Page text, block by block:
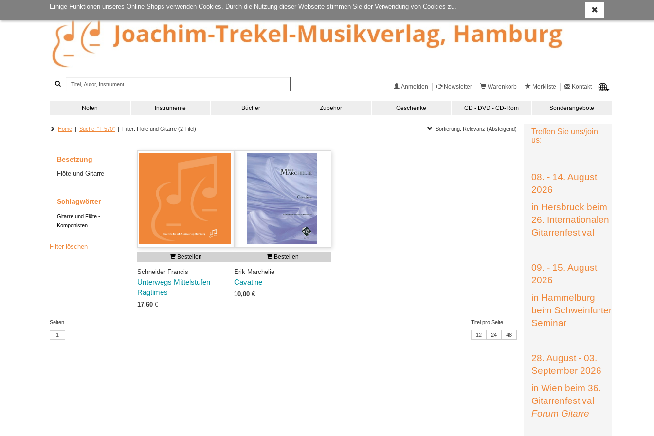
Einige Funktionen unseres Online-Shops verwenden Cookies. Durch die Nutzung dieser Webseite stimmen Sie der Verwendung von Cookies zu.
Anmelden Newsletter Warenkorb Merkliste Kontakt
Noten Instrumente Bücher Zubehör Geschenke CD - DVD - CD-Rom Sonderangebote
Home | Suche: "T 570" | Filter: Flöte und Gitarre (2 Titel) Sortierung: Relevanz (Absteigend)
Besetzung
Flöte und Gitarre
Schlagwörter
Gitarre und Flöte -
Komponisten
Filter löschen
Bestellen
Schneider Francis
Unterwegs Mittelstufen
Ragtimes
17,60 €
Bestellen
Erik Marchelie
Cavatine
10,00 €
Seiten
1
Titel pro Seite
12 24 48
Treffen Sie uns/join
us:
08. - 14. August
2026
in Hersbruck beim
26. Internationalen
Gitarrenfestival
09. - 15. August
2026
in Hammelburg
beim Schweinfurter
Seminar
28. August - 03.
September 2026
in Wien beim 36.
Gitarrenfestival
Forum Gitarre